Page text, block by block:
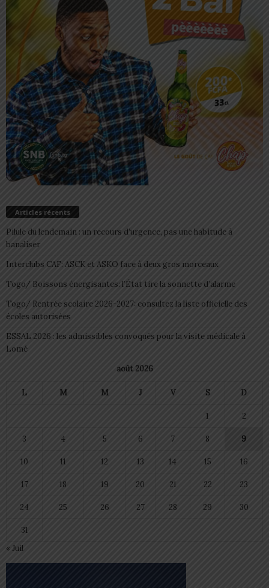
Articles récents
Pilule du lendemain : un recours d’urgence, pas une habitude à
banaliser
Interclubs CAF: ASCK et ASKO face à deux gros morceaux
Togo/ Boissons énergisantes: l’État tire la sonnette d’alarme
Togo/ Rentrée scolaire 2026-2027: consultez la liste officielle des
écoles autorisées
ESSAL 2026 : les admissibles convoqués pour la visite médicale à
Lomé
août 2026
L M M J V S D
1 2
3 4 5 6 7 8 9
10 11 12 13 14 15 16
17 18 19 20 21 22 23
24 25 26 27 28 29 30
31
« Juil